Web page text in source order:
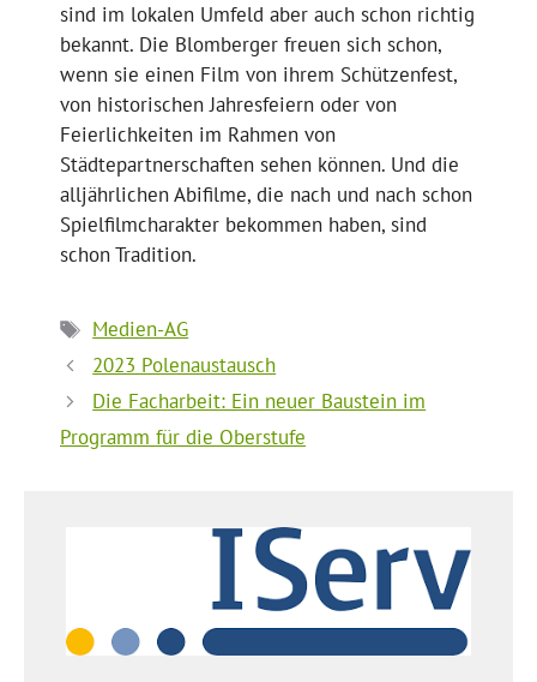
sind im lokalen Umfeld aber auch schon richtig
bekannt. Die Blomberger freuen sich schon,
wenn sie einen Film von ihrem Schützenfest,
von historischen Jahresfeiern oder von
Feierlichkeiten im Rahmen von
Städtepartnerschaften sehen können. Und die
alljährlichen Abifilme, die nach und nach schon
Spielfilmcharakter bekommen haben, sind
schon Tradition.
Schlagwörter
Medien-AG
2023 Polenaustausch
Die Facharbeit: Ein neuer Baustein im
Programm für die Oberstufe